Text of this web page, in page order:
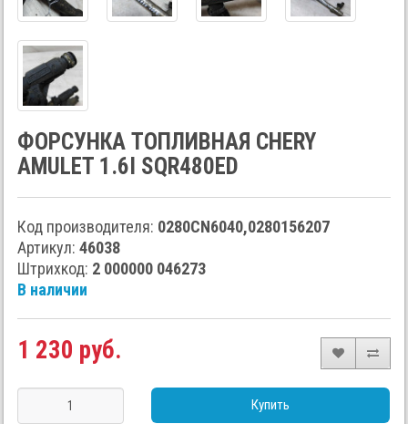
ФОРСУНКА ТОПЛИВНАЯ CHERY
AMULET 1.6I SQR480ED
Код производителя: 0280CN6040,0280156207
Артикул:46038
Штрихкод: 2 000000 046273
В наличии
1 230 руб.
Купить